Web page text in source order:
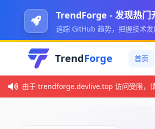
TrendForge - 发现热门
追踪 GitHub 趋势，把握技术
TrendForge 首页
由于 trendforge.devlive.top 访问受限，